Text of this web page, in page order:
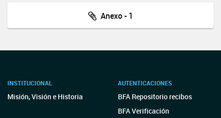
Anexo - 1
INSTITUCIONAL
Misión, Visión e Historia
AUTENTICACIONES
BFA Repositorio recibos
BFA Verificación